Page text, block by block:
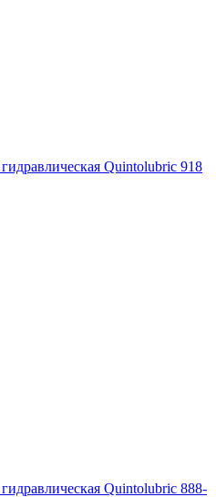
Quintolubric 918
Quintolubric 888-